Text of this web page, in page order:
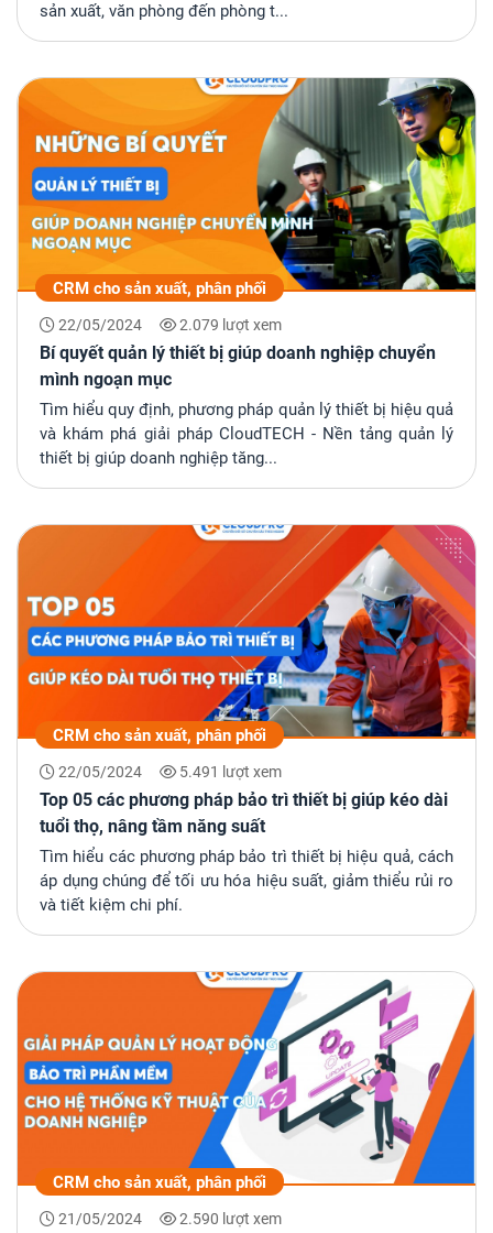
sản xuất, văn phòng đến phòng t...
CRM cho sản xuất, phân phối
22/05/2024 2.079 lượt xem
Bí quyết quản lý thiết bị giúp doanh nghiệp chuyển
mình ngoạn mục
Tìm hiểu quy định, phương pháp quản lý thiết bị hiệu quả
và khám phá giải pháp CloudTECH - Nền tảng quản lý
thiết bị giúp doanh nghiệp tăng...
CRM cho sản xuất, phân phối
22/05/2024 5.491 lượt xem
Top 05 các phương pháp bảo trì thiết bị giúp kéo dài
tuổi thọ, nâng tầm năng suất
Tìm hiểu các phương pháp bảo trì thiết bị hiệu quả, cách
áp dụng chúng để tối ưu hóa hiệu suất, giảm thiểu rủi ro
và tiết kiệm chi phí.
CRM cho sản xuất, phân phối
21/05/2024 2.590 lượt xem